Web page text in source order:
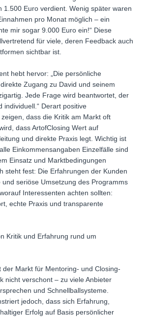
1.500 Euro verdient. Wenig später waren
pro Monat möglich – ein
mir sogar 9.000 Euro ein!“ Diese
für viele, deren Feedback auch
sichtbar ist.
hebt hervor: „Die persönliche
Zugang zu David und seinem
Jede Frage wird beantwortet, der
individuell.“ Derart positive
dass die Kritik am Markt oft
dass ArtofClosing Wert auf
und direkte Praxis legt. Wichtig ist
Einkommensangaben Einzelfälle sind
Einsatz und Marktbedingungen
steht fest: Die Erfahrungen der Kunden
und seriöse Umsetzung des Programms
Interessenten achten sollten:
echte Praxis und transparente
Kritik und Erfahrung rund um
der Markt für Mentoring- und Closing-
nicht verschont – zu viele Anbieter
und Schnellballsysteme.
jedoch, dass sich Erfahrung,
Erfolg auf Basis persönlicher